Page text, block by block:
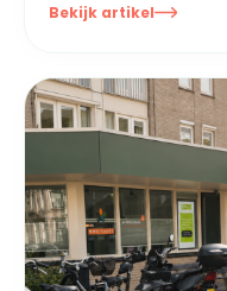
Bekijk artikel